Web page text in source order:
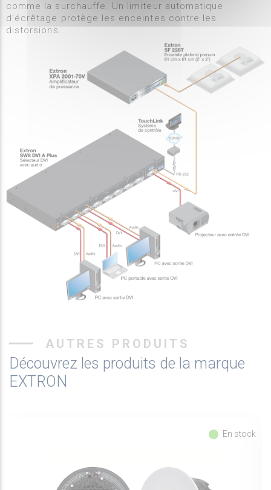
comme la surchauffe. Un limiteur automatique
d'écrêtage protège les enceintes contre les
distorsions.
AUTRES PRODUITS
Découvrez les produits de la marque
EXTRON
fiber_manual_record En stock